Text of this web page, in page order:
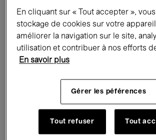
Tous les événements Concerts
Expositions
Rencontres & Débats
Musique classique Global Music
En cliquant sur « Tout accepter »,
stockage de cookies sur votre
améliorer la navigation sur le site,
utilisation et contribuer à nos efforts
En savoir plus
Gérer les péférences
Tout refuser Tout